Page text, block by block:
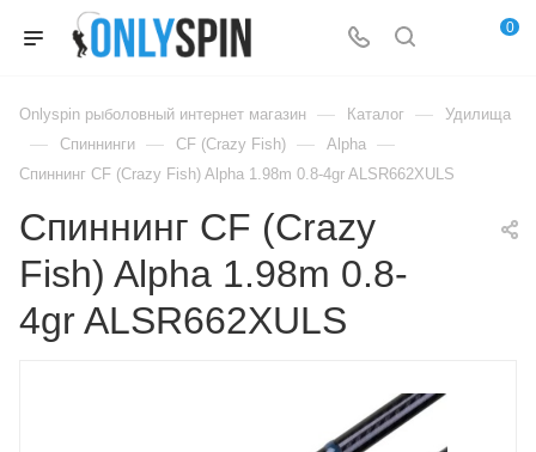
0
Onlyspin рыболовный интернет магазин — Каталог — Удилища
— Спиннинги — CF (Crazy Fish) — Alpha —
Спиннинг CF (Crazy Fish) Alpha 1.98m 0.8-4gr ALSR662XULS
Спиннинг CF (Crazy
Fish) Alpha 1.98m 0.8-
4gr ALSR662XULS